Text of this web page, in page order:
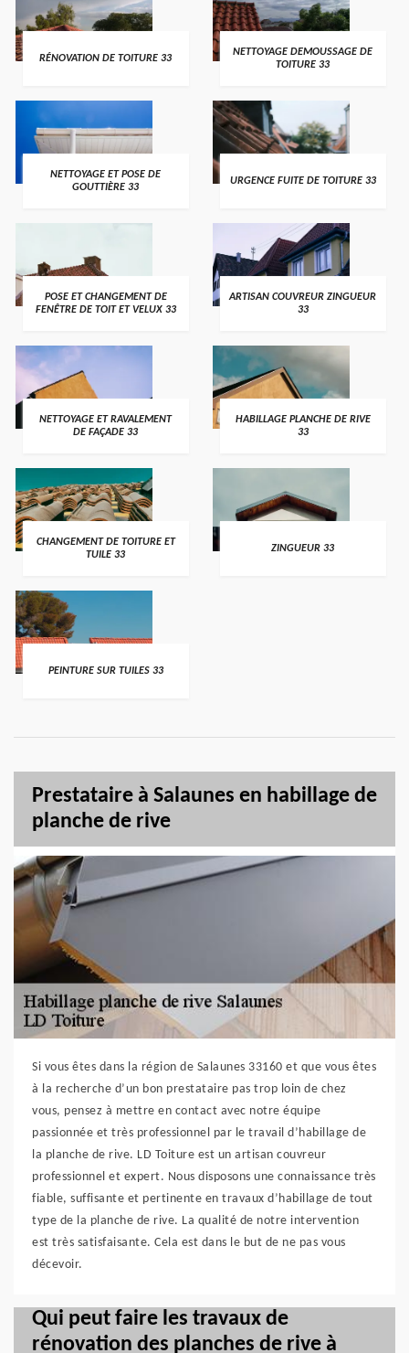
RÉNOVATION DE TOITURE 33
NETTOYAGE DEMOUSSAGE DE
TOITURE 33
NETTOYAGE ET POSE DE
GOUTTIÈRE 33
URGENCE FUITE DE TOITURE 33
POSE ET CHANGEMENT DE
FENÊTRE DE TOIT ET VELUX 33
ARTISAN COUVREUR ZINGUEUR
33
NETTOYAGE ET RAVALEMENT
DE FAÇADE 33
HABILLAGE PLANCHE DE RIVE
33
CHANGEMENT DE TOITURE ET
TUILE 33
ZINGUEUR 33
PEINTURE SUR TUILES 33
Prestataire à Salaunes en habillage de
planche de rive
Si vous êtes dans la région de Salaunes 33160 et que vous êtes
à la recherche d’un bon prestataire pas trop loin de chez
vous, pensez à mettre en contact avec notre équipe
passionnée et très professionnel par le travail d’habillage de
la planche de rive. LD Toiture est un artisan couvreur
professionnel et expert. Nous disposons une connaissance très
fiable, suffisante et pertinente en travaux d’habillage de tout
type de la planche de rive. La qualité de notre intervention
est très satisfaisante. Cela est dans le but de ne pas vous
décevoir.
Qui peut faire les travaux de
rénovation des planches de rive à